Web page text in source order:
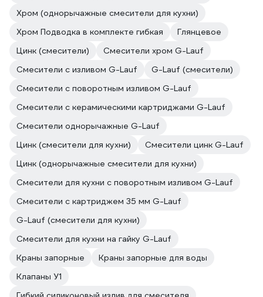
Хром (однорычажные смесители для кухни)
Хром Подводка в комплекте гибкая
Глянцевое
Цинк (смесители)
Смесители хром G-Lauf
Смесители с изливом G-Lauf
G-Lauf (смесители)
Смесители с поворотным изливом G-Lauf
Смесители с керамическими картриджами G-Lauf
Смесители однорычажные G-Lauf
Цинк (смесители для кухни)
Смесители цинк G-Lauf
Цинк (однорычажные смесители для кухни)
Смесители для кухни с поворотным изливом G-Lauf
Смесители с картриджем 35 мм G-Lauf
G-Lauf (смесители для кухни)
Смесители для кухни на гайку G-Lauf
Краны запорные
Краны запорные для воды
Клапаны У1